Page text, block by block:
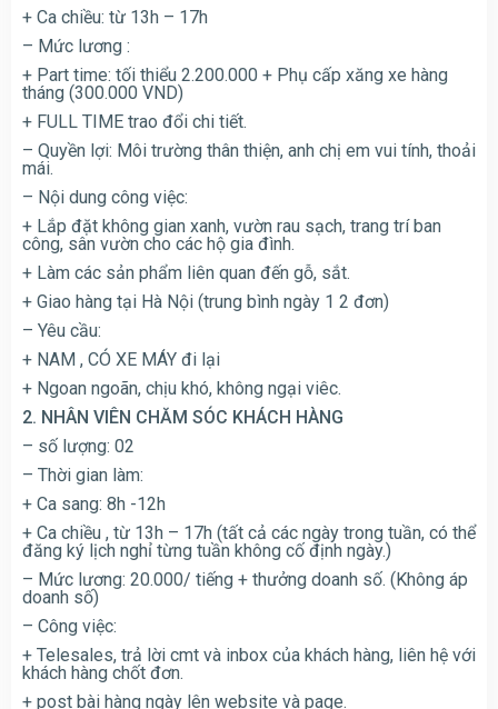
+ Ca chiều: từ 13h – 17h
– Mức lương :
+ Part time: tối thiểu 2.200.000 + Phụ cấp xăng xe hàng
tháng (300.000 VND)
+ FULL TIME trao đổi chi tiết.
– Quyền lợi: Môi trường thân thiện, anh chị em vui tính, thoải
mái.
– Nội dung công việc:
+ Lắp đặt không gian xanh, vườn rau sạch, trang trí ban
công, sân vườn cho các hộ gia đình.
+ Làm các sản phẩm liên quan đến gỗ, sắt.
+ Giao hàng tại Hà Nội (trung bình ngày 1 2 đơn)
– Yêu cầu:
+ NAM , CÓ XE MÁY đi lại
+ Ngoan ngoãn, chịu khó, không ngại viêc.
2. NHÂN VIÊN CHĂM SÓC KHÁCH HÀNG
– số lượng: 02
– Thời gian làm:
+ Ca sang: 8h -12h
+ Ca chiều , từ 13h – 17h (tất cả các ngày trong tuần, có thể
đăng ký lịch nghỉ từng tuần không cố định ngày.)
– Mức lương: 20.000/ tiếng + thưởng doanh số. (Không áp
doanh số)
– Công việc:
+ Telesales, trả lời cmt và inbox của khách hàng, liên hệ với
khách hàng chốt đơn.
+ post bài hàng ngày lên website và page.